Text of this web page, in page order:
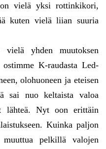
vielä yksi rottinkikori,
kuten vielä liian suuria
yhden muutoksen
K-raudasta Led-
olohuoneen ja eteisen
sai nuo keltaista valoa
lähteä. Nyt oon erittäin
Kuinka paljon
pelkillä valojen